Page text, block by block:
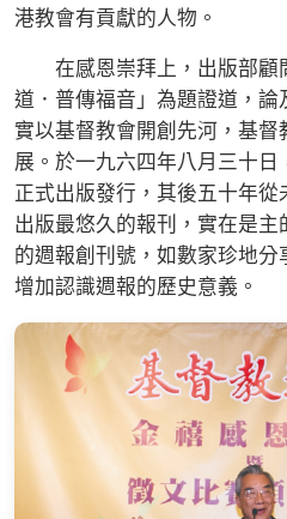
港教會有貢獻的人物。
在感恩崇拜上，出版部顧
道．普傳福音」為題證道，論
實以基督教會開創先河，基督
展。於一九六四年八月三十
正式出版發行，其後五十年
出版最悠久的報刊，實在是主
的週報創刊號，如數家珍地
增加認識週報的歷史意義。